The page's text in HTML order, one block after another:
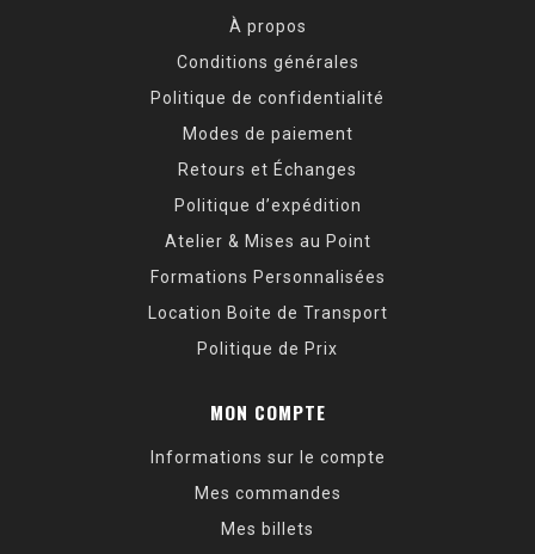
À propos
Conditions générales
Politique de confidentialité
Modes de paiement
Retours et Échanges
Politique d’expédition
Atelier & Mises au Point
Formations Personnalisées
Location Boite de Transport
Politique de Prix
MON COMPTE
Informations sur le compte
Mes commandes
Mes billets